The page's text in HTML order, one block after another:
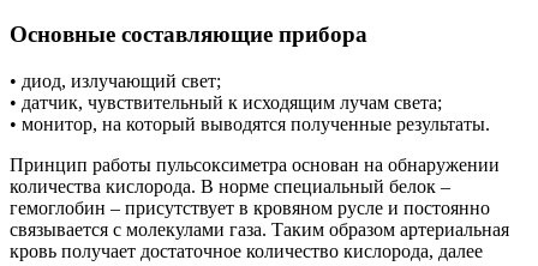
Основные составляющие прибора
• диод, излучающий свет;
• датчик, чувствительный к исходящим лучам света;
• монитор, на который выводятся полученные результаты.
Принцип работы пульсоксиметра основан на обнаружении
количества кислорода. В норме специальный белок –
гемоглобин – присутствует в кровяном русле и постоянно
связывается с молекулами газа. Таким образом артериальная
кровь получает достаточное количество кислорода, далее